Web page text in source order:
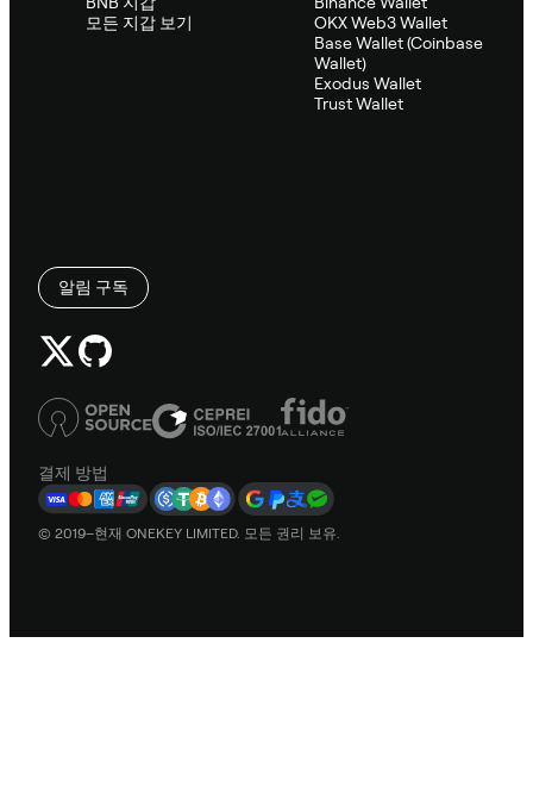
모든 지갑 보기
OKX Web3 Wallet
Base Wallet (Coinbase
Wallet)
Exodus Wallet
Trust Wallet
알림 구독
결제 방법
© 2019–현재 ONEKEY LIMITED. 모든 권리 보유.